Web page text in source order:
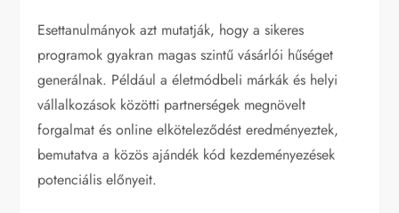
Esettanulmányok azt mutatják, hogy a sikeres
programok gyakran magas szintű vásárlói hűséget
generálnak. Például a életmódbeli márkák és helyi
vállalkozások közötti partnerségek megnövelt
forgalmat és online elköteleződést eredményeztek,
bemutatva a közös ajándék kód kezdeményezések
potenciális előnyeit.